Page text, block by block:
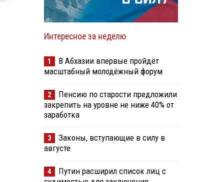
Интересное за неделю
1
В Абхазии впервые пройдёт
масштабный молодёжный форум
2
Пенсию по старости предложили
закрепить на уровне не ниже 40% от
заработка
3
Законы, вступающие в силу в
августе
4
Путин расширил список лиц с